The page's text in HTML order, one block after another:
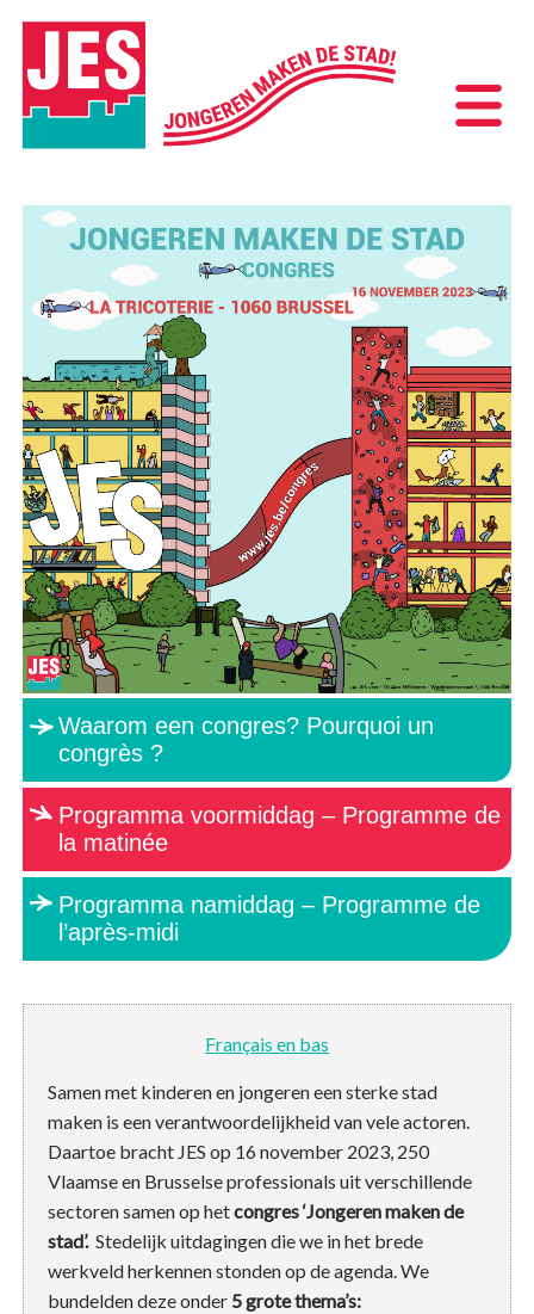
Waarom een congres? Pourquoi un
congrès ?
Programma voormiddag – Programme de
la matinée
Programma namiddag – Programme de
l’après-midi
Français en bas
Samen met kinderen en jongeren een sterke stad
maken is een verantwoordelijkheid van vele actoren.
Daartoe bracht JES op 16 november 2023, 250
Vlaamse en Brusselse professionals uit verschillende
sectoren samen op hetcongres ‘Jongeren maken de
stad’.Stedelijk uitdagingen die we in het brede
werkveld herkennen stonden op de agenda. We
bundelden deze onder 5 grote thema’s: